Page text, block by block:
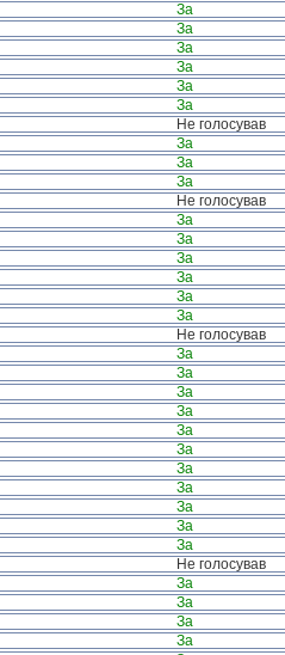
За
За
За
За
За
За
Не голосував
За
За
За
Не голосував
За
За
За
За
За
За
Не голосував
За
За
За
За
За
За
За
За
За
За
За
Не голосував
За
За
За
За